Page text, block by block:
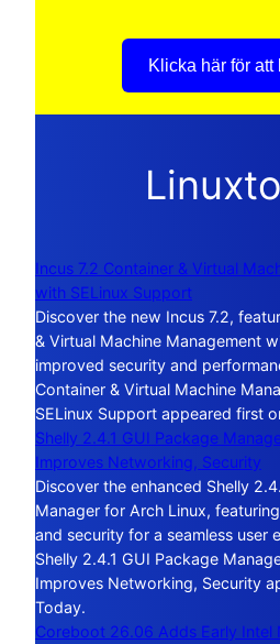
Klicka här för att
Incus 7.2 Container & Virtual
with SELinux Support
Discover the new Incus 7.2,
& Virtual Machine Management
improved security and
Container & Virtual Machine
SELinux Support appeared first
Shelly 2.4.1 GUI Package
Improves Networking, Security
Discover the enhanced Shelly
Manager for Arch Linux,
and security for a seamless user
Shelly 2.4.1 GUI Package
Improves Networking, Security
Today.
Coreboot 26.06 Adds Early Intel